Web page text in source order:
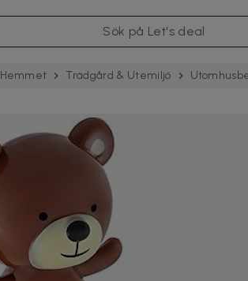
Hemmet Trädgård & Utemiljö